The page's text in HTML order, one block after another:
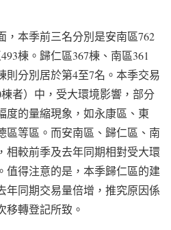
，本季前三名分別是安南區762
棟。歸仁區367棟、南區361
則分別居於第4至7名。本季交易
者）中，受大環境影響，部分
度的量縮現象，如永康區、東
區等區。而安南區、歸仁區、南
相較前季及去年同期相對受大環
值得注意的是，本季歸仁區的建
年同期交易量倍增，推究原因係
移轉登記所致。